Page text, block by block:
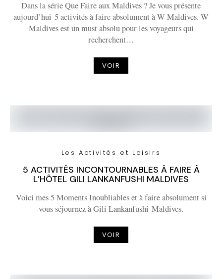
Dans la série Que Faire aux Maldives ? Je vous présente
aujourd’hui 5 activités à faire absolument à W Maldives. W
Maldives est un must absolu pour les voyageurs qui
recherchent…
VOIR
Les Activités et Loisirs
5 ACTIVITÉS INCONTOURNABLES À FAIRE À
L’HÔTEL GILI LANKANFUSHI MALDIVES
Voici mes 5 Moments Inoubliables et à faire absolument si
vous séjournez à Gili Lankanfushi Maldives.
VOIR